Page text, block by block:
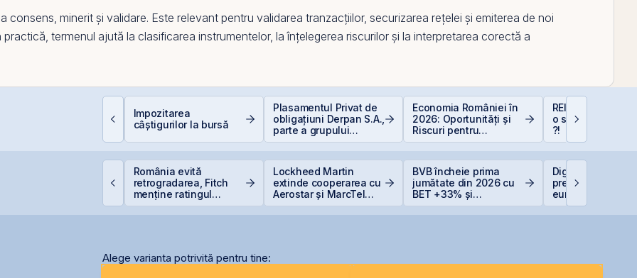
consens, minerit și validare. Este relevant pentru validarea tranzacțiilor, securizarea rețelei și emiterea de noi
termenul ajută la clasificarea instrumentelor, la înțelegerea riscurilor și la interpretarea corectă a
Impozitarea
câștigurilor la bursă
Plasamentul Privat de
obligațiuni Derpan S.A.,
parte a grupului
Golden Foods Snacks,
Economia României în
2026: Oportunități și
Riscuri pentru
Investitori
REIT-urile
o supapă pentru
?!
România evită
retrogradarea, Fitch
menține ratingul
Lockheed Martin
extinde cooperarea cu
Aerostar și MarcTel
BVB încheie prima
jumătate din 2026 cu
BET +33% și
Digi Spain
prețul IPO la 5,60
euro/acțiune
Alege varianta potrivită pentru tine: